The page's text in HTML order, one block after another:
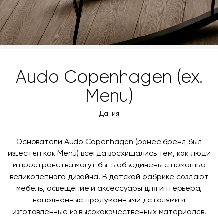
3d-модель скачать
Audo Copenhagen (ex.
Menu)
Дания
Основатели Audo Copenhagen (ранее бренд был
известен как Menu) всегда восхищались тем, как люди
и пространства могут быть объединены с помощью
великолепного дизайна. В датской фабрике создают
мебель, освещение и аксессуары для интерьера,
наполненные продуманными деталями и
изготовленные из высококачественных материалов.